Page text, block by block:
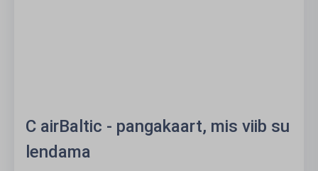
C airBaltic - pangakaart, mis viib su
lendama